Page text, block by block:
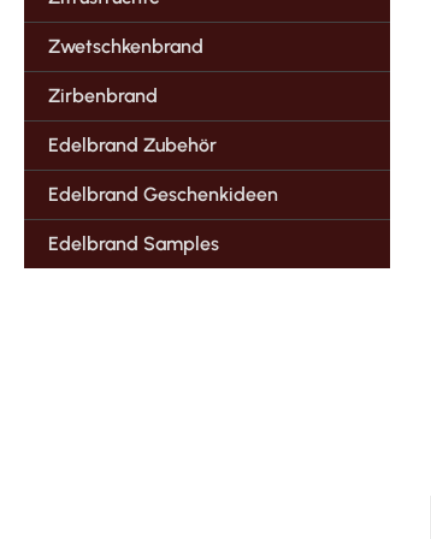
Zwetschkenbrand
Zirbenbrand
Edelbrand Zubehör
Edelbrand Geschenkideen
Edelbrand Samples